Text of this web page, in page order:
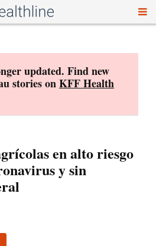
updated. Find new
stories onKFF Health
en alto riesgo
y sin